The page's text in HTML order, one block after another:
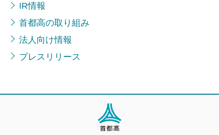
IR情報
首都高の取り組み
法人向け情報
プレスリリース